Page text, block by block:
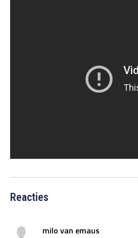
Reacties
milo van emaus